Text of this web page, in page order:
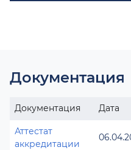
Документация
Документация Дата
Аттестат
аккредитации